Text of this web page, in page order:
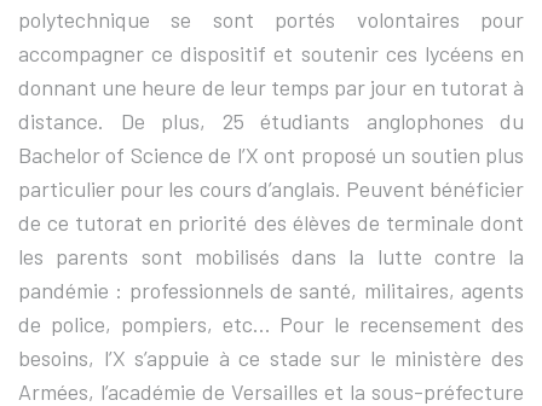
polytechnique se sont portés volontaires pour
accompagner ce dispositif et soutenir ces lycéens en
donnant une heure de leur temps par jour en tutorat à
distance. De plus, 25 étudiants anglophones du
Bachelor of Science de l’X ont proposé un soutien plus
particulier pour les cours d’anglais. Peuvent bénéficier
de ce tutorat en priorité des élèves de terminale dont
les parents sont mobilisés dans la lutte contre la
pandémie : professionnels de santé, militaires, agents
de police, pompiers, etc... Pour le recensement des
besoins, l’X s’appuie à ce stade sur le ministère des
Armées, l’académie de Versailles et la sous-préfecture